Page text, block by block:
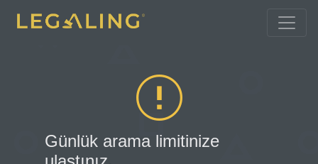
Günlük arama limitinize